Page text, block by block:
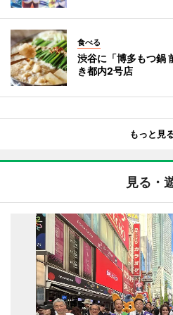
食べる
渋谷に「博多もつ鍋
き都内2号店
もっと見
見る・